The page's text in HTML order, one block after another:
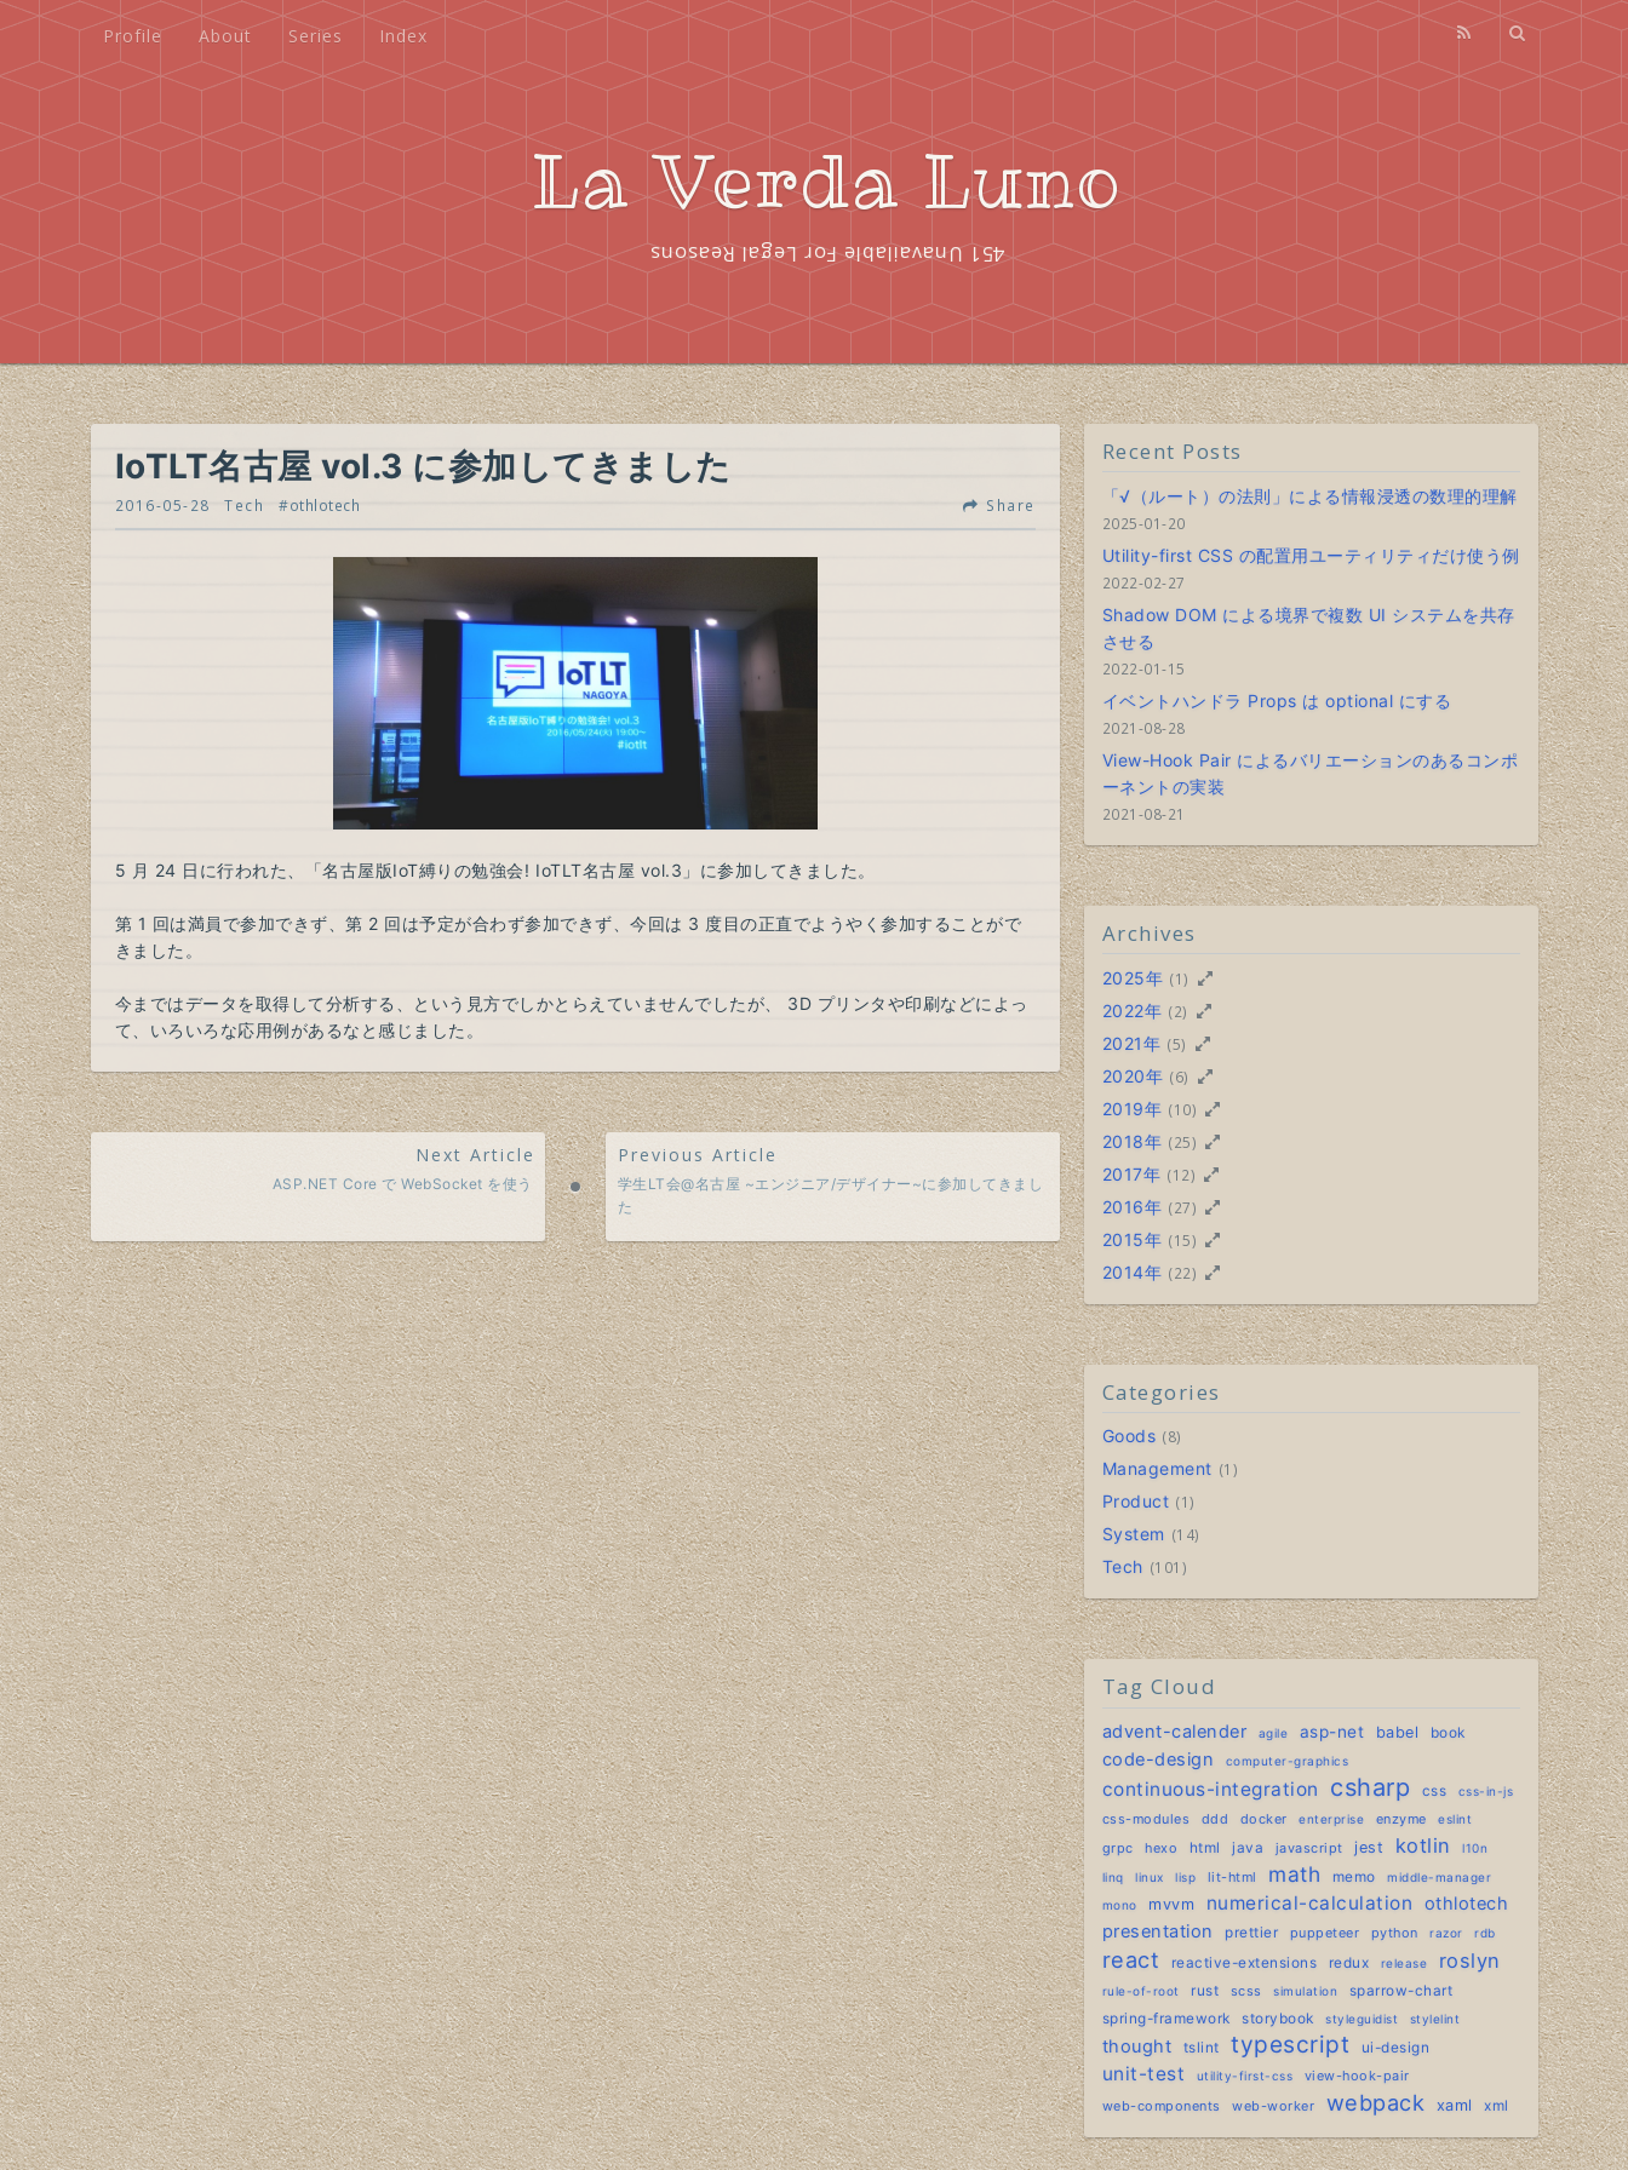
Profile About Series Index
La Verda Luno
451 Unavailable For Legal Reasons
IoTLT名古屋 vol.3 に参加してきました
2016-05-28 Tech othlotech Share
5 月 24 日に行われた、「名古屋版IoT縛りの勉強会! IoTLT名古屋 vol.3」に参加してきました。
第 1 回は満員で参加できず、第 2 回は予定が合わず参加できず、今回は 3 度目の正直でようやく参加することがで
きました。
今まではデータを取得して分析する、という見方でしかとらえていませんでしたが、 3D プリンタや印刷などによっ
て、いろいろな応用例があるなと感じました。
Next Article
ASP.NET Core で WebSocket を使う
Previous Article
学生LT会@名古屋 ~エンジニア/デザイナー~に参加してきまし
た
Recent Posts
「√（ルート）の法則」による情報浸透の数理的理解
2025-01-20
Utility-first CSS の配置用ユーティリティだけ使う例
2022-02-27
Shadow DOM による境界で複数 UI システムを共存
させる
2022-01-15
イベントハンドラ Props は optional にする
2021-08-28
View-Hook Pair によるバリエーションのあるコンポ
ーネントの実装
2021-08-21
Archives
2025年 (1)
2022年 (2)
2021年 (5)
2020年 (6)
2019年 (10)
2018年 (25)
2017年 (12)
2016年 (27)
2015年 (15)
2014年 (22)
Categories
Goods 8
Management 1
Product 1
System 14
Tech 101
Tag Cloud
advent-calender agile asp-net babel book
code-design computer-graphics
continuous-integration csharp css css-in-js
css-modules ddd docker enterprise enzyme eslint
grpc hexo html java javascript jest kotlin
l10n
linq
linux lisp lit-html math memo
middle-manager
mono
mvvm numerical-calculation
othlotech
presentation
prettier puppeteer python razor rdb
react reactive-extensions redux release roslyn
rule-of-root rust scss simulation
sparrow-chart
spring-framework
storybook styleguidist stylelint
thought tslint typescript ui-design
unit-test utility-first-css
view-hook-pair
web-components
web-worker webpack xaml xml
Profile About Series Index